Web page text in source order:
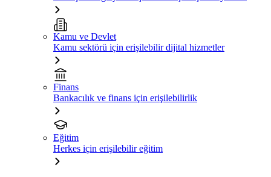
Kamu ve Devlet
Kamu sektörü için erişilebilir dijital hizmetler
Finans
Bankacılık ve finans için erişilebilirlik
Eğitim
Herkes için erişilebilir eğitim